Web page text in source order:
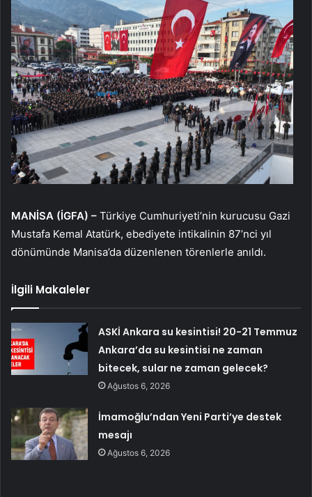
MANİSA (İGFA) – Türkiye Cumhuriyeti’nin kurucusu Gazi
Mustafa Kemal Atatürk, ebediyete intikalinin 87’nci yıl
dönümünde Manisa’da düzenlenen törenlerle anıldı.
İlgili Makaleler
ASKİ Ankara su kesintisi! 20-21 Temmuz
Ankara’da su kesintisi ne zaman
bitecek, sular ne zaman gelecek?
Ağustos 6, 2026
İmamoğlu’ndan Yeni Parti’ye destek
mesajı
Ağustos 6, 2026